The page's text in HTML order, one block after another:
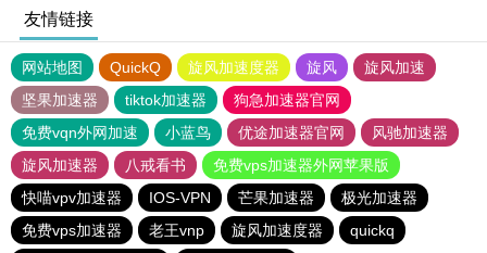
友情链接
网站地图 QuickQ 旋风加速度器 旋风
旋风加速
坚果加速器
tiktok加速器
狗急加速器官网
免费vqn外网加速
小蓝鸟 优途加速器官网
风驰加速器
旋风加速器
八戒看书
免费vps加速器外网苹果版
快喵vpv加速器
IOS-VPN 芒果加速器
极光加速器
免费vps加速器
老王vnp 旋风加速度器
quickq